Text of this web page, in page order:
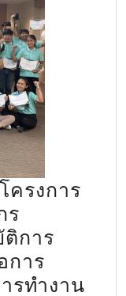
รงการ
ร
การ
การ
รทำงาน